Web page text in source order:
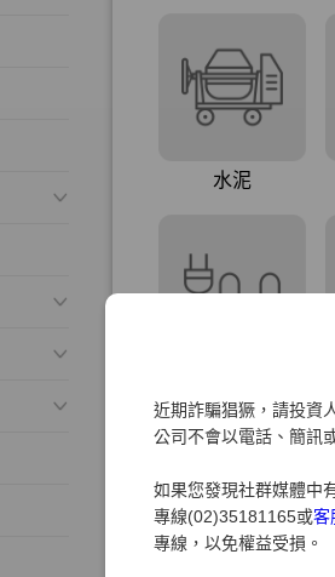
近期詐騙猖獗，請投資
公司不會以電話、簡訊
如果您發現社群媒體中
專線(02)35181165或客
專線，以免權益受損。